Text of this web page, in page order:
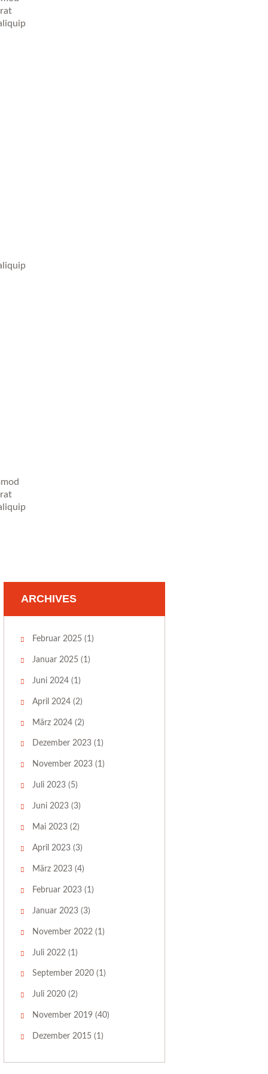
ARCHIVES
Februar 2025(1)
Januar 2025(1)
Juni 2024(1)
April 2024(2)
März 2024(2)
Dezember 2023(1)
November 2023(1)
Juli 2023(5)
Juni 2023(3)
Mai 2023(2)
April 2023(3)
März 2023(4)
Februar 2023(1)
Januar 2023(3)
November 2022 (1)
Juli 2022 (1)
September 2020(1)
Juli 2020(2)
November 2019(40)
Dezember 2015(1)